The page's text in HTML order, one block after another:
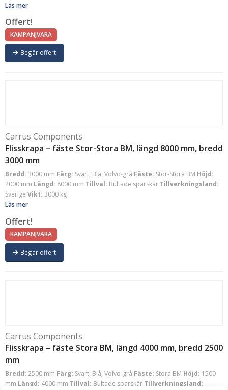
Läs mer
Offert!
KAMPANJVARA
Begär offert
Carrus Components
Flisskrapa – fäste Stor-Stora BM, längd 8000 mm, bredd
3000 mm
Bredd: 3000 mm Färg: Svart, Blå, Volvo-grå Fäste: Stor-Stora BM Höjd:
2000 mm Längd: 8000 mm Tillval: Bultade sparskär Tillverkningsland:
Sverige Vikt: 3000 kg
Läs mer
Offert!
KAMPANJVARA
Begär offert
Carrus Components
Flisskrapa – fäste Stora BM, längd 4000 mm, bredd 2500
mm
Bredd: 2500 mm Färg: Svart, Blå, Volvo-grå Fäste: Stora BM Höjd: 1500
mm Längd: 4000 mm Tillval: Bultade sparskär Tillverkningsland: